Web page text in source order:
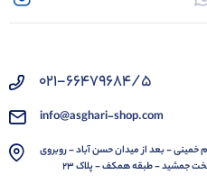
021-66479684/5
info@asghari-shop.com
خمینی - بعد از میدان حسن آباد - روبروی
جمشید - طبقه همکف - پلاک 23